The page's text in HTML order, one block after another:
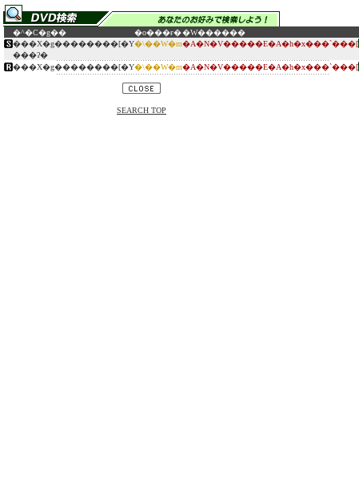
�^�C�g�� �o���ғ��W������
���X�g��������[�Y
���ʔ�
�\��W�m�A�N�V�����E�A�h�x���`���[
���X�g��������[�Y�\��W�m�A�N�V�����E�A�h�x���`���[
SEARCH TOP